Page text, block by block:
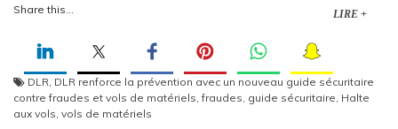
Share this... LIRE +
DLR DLR renforce la prévention avec un nouveau guide sécuritaire
contre fraudes et vols de matériels ,fraudes guide sécuritaire Halte
aux vols vols de matériels